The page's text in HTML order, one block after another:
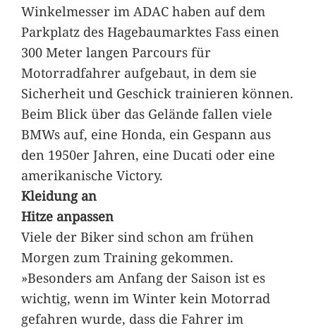
Winkelmesser im ADAC haben auf dem
Parkplatz des Hagebaumarktes Fass einen
300 Meter langen Parcours für
Motorradfahrer aufgebaut, in dem sie
Sicherheit und Geschick trainieren können.
Beim Blick über das Gelände fallen viele
BMWs auf, eine Honda, ein Gespann aus
den 1950er Jahren, eine Ducati oder eine
amerikanische Victory.
Kleidung an
Hitze anpassen
Viele der Biker sind schon am frühen
Morgen zum Training gekommen.
»Besonders am Anfang der Saison ist es
wichtig, wenn im Winter kein Motorrad
gefahren wurde, dass die Fahrer im